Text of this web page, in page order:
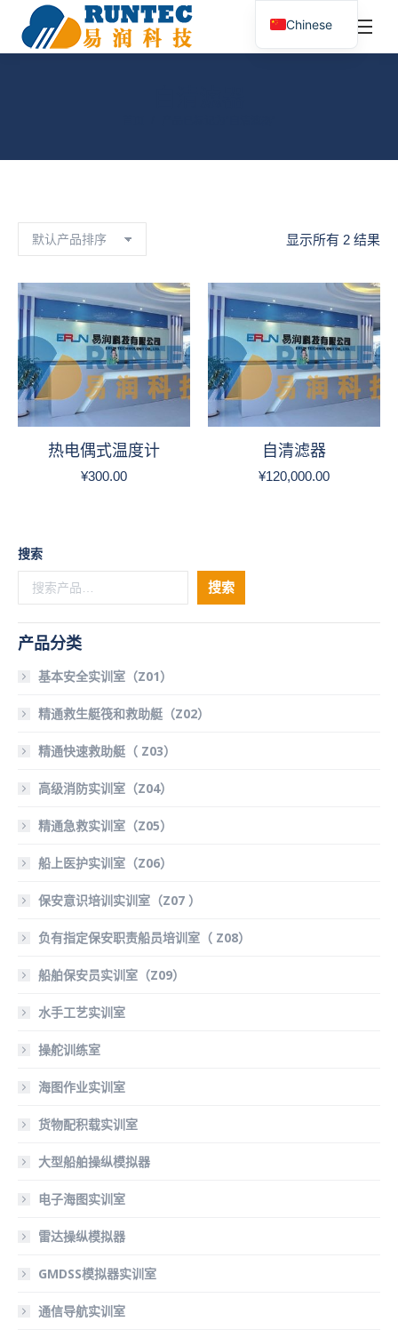
显示所有 2 结果
热电偶式温度计
¥300.00
自清滤器
¥120,000.00
搜索
搜索
产品分类
基本安全实训室（Z01）
精通救生艇筏和救助艇（Z02）
精通快速救助艇（ Z03）
高级消防实训室（Z04）
精通急救实训室（Z05）
船上医护实训室（Z06）
保安意识培训实训室（Z07 ）
负有指定保安职责船员培训室（ Z08）
船舶保安员实训室（Z09）
水手工艺实训室
操舵训练室
海图作业实训室
货物配积载实训室
大型船舶操纵模拟器
电子海图实训室
雷达操纵模拟器
GMDSS模拟器实训室
通信导航实训室
Chinese